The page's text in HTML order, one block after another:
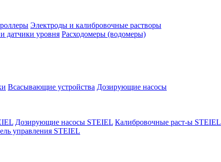
Электроды и калибровочные растворы
датчики уровня Расходомеры (водомеры)
Всасывающие устройства Дозирующие насосы
Дозирующие насосы STEIEL Калибровочные раст-ы STEIEL
управления STEIEL